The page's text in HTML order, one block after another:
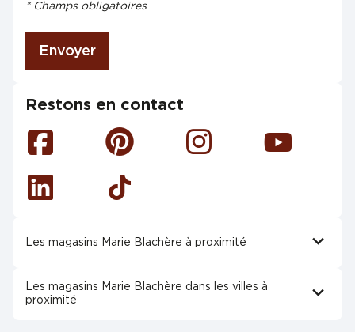
* Champs obligatoires
Envoyer
Restons en contact
Facebook Pinterest Instagram Youtube
Linkedin Tiktok
Les magasins Marie Blachère à proximité
Les magasins Marie Blachère dans les villes à
proximité